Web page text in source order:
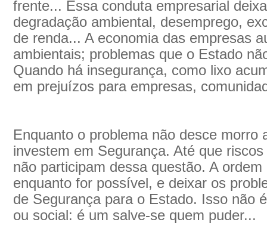
frente... Essa conduta empresarial
degradação ambiental, desemprego,
de renda... A economia das empresas
ambientais; problemas que o Estado
Quando há insegurança, como lixo
em prejuízos para empresas,
Enquanto o problema não desce morro
investem em Segurança. Até que
não participam dessa questão. A
enquanto for possível, e deixar os
de Segurança para o Estado. Isso não
ou social: é um salve-se quem puder...